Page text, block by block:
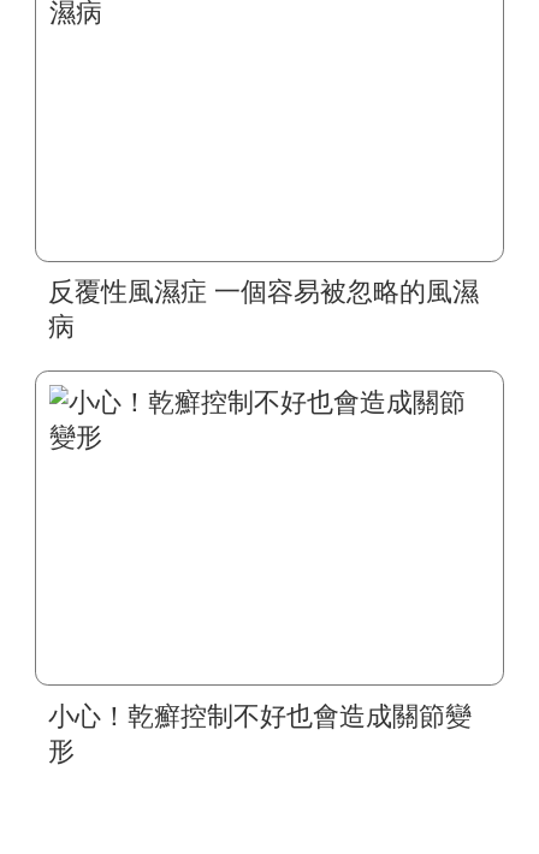
反覆性風濕症 一個容易被忽略的風濕
病
小心！乾癬控制不好也會造成關節變
形